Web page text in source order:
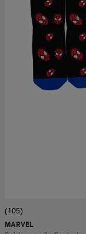
(105)
MARVEL